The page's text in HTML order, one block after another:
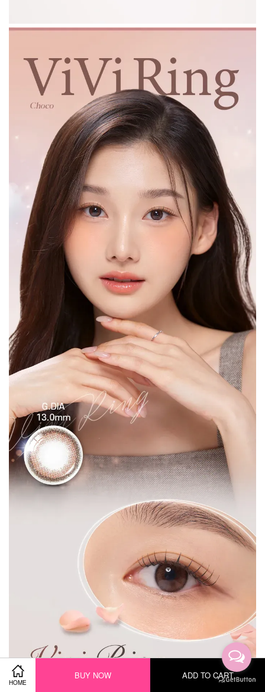
HOME
BUY NOW ADD TO CART